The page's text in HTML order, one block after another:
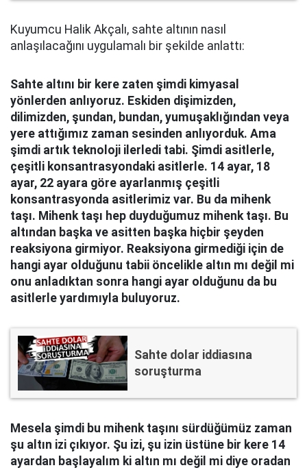
Kuyumcu Halik Akçalı, sahte altının nasıl
anlaşılacağını uygulamalı bir şekilde anlattı:
Sahte altını bir kere zaten şimdi kimyasal
yönlerden anlıyoruz. Eskiden dişimizden,
dilimizden, şundan, bundan, yumuşaklığından veya
yere attığımız zaman sesinden anlıyorduk. Ama
şimdi artık teknoloji ilerledi tabi. Şimdi asitlerle,
çeşitli konsantrasyondaki asitlerle. 14 ayar, 18
ayar, 22 ayara göre ayarlanmış çeşitli
konsantrasyonda asitlerimiz var. Bu da mihenk
taşı. Mihenk taşı hep duyduğumuz mihenk taşı. Bu
altından başka ve asitten başka hiçbir şeyden
reaksiyona girmiyor. Reaksiyona girmediği için de
hangi ayar olduğunu tabii öncelikle altın mı değil mi
onu anladıktan sonra hangi ayar olduğunu da bu
asitlerle yardımıyla buluyoruz.
Sahte dolar iddiasına
soruşturma
Mesela şimdi bu mihenk taşını sürdüğümüz zaman
şu altın izi çıkıyor. Şu izi, şu izin üstüne bir kere 14
ayardan başlayalım ki altın mı değil mi diye oradan